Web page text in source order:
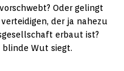
Oder gelingt
der ja nahezu
erbaut ist?
blinde Wut siegt.